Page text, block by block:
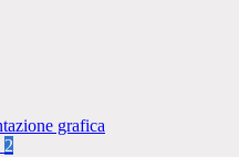
grafica
2